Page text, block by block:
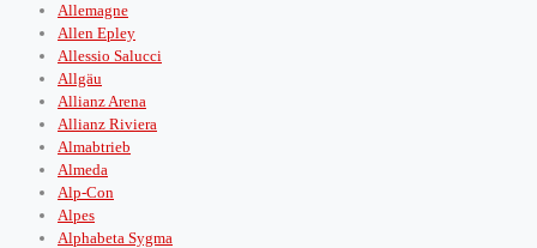
Allemagne
Allen Epley
Allessio Salucci
Allgäu
Allianz Arena
Allianz Riviera
Almabtrieb
Almeda
Alp-Con
Alpes
Alphabeta Sygma